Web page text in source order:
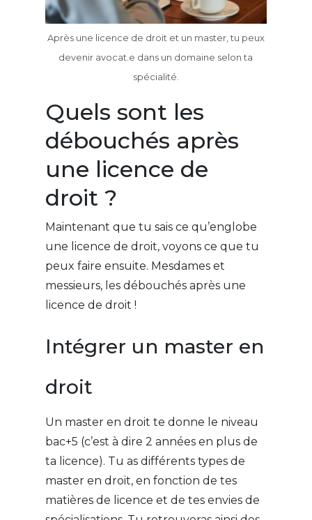
Après une licence de droit et un master, tu peux
devenir avocat.e dans un domaine selon ta
spécialité.
Quels sont les
débouchés après
une licence de
droit ?
Maintenant que tu sais ce qu’englobe
une licence de droit, voyons ce que tu
peux faire ensuite. Mesdames et
messieurs, les débouchés après une
licence de droit !
Intégrer un master en
droit
Un master en droit te donne le niveau
bac+5 (c’est à dire 2 années en plus de
ta licence). Tu as différents types de
master en droit, en fonction de tes
matières de licence et de tes envies de